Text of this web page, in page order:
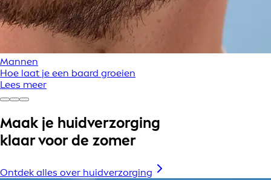
Mannen
Hoe laat je een baard groeien
Lees meer
Maak je huidverzorging
klaar voor de zomer
Ontdek alles over huidverzorging